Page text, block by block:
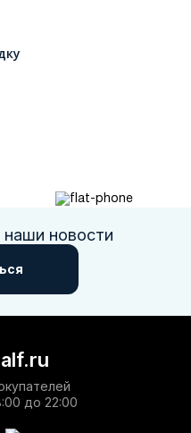
новости
до 22:00